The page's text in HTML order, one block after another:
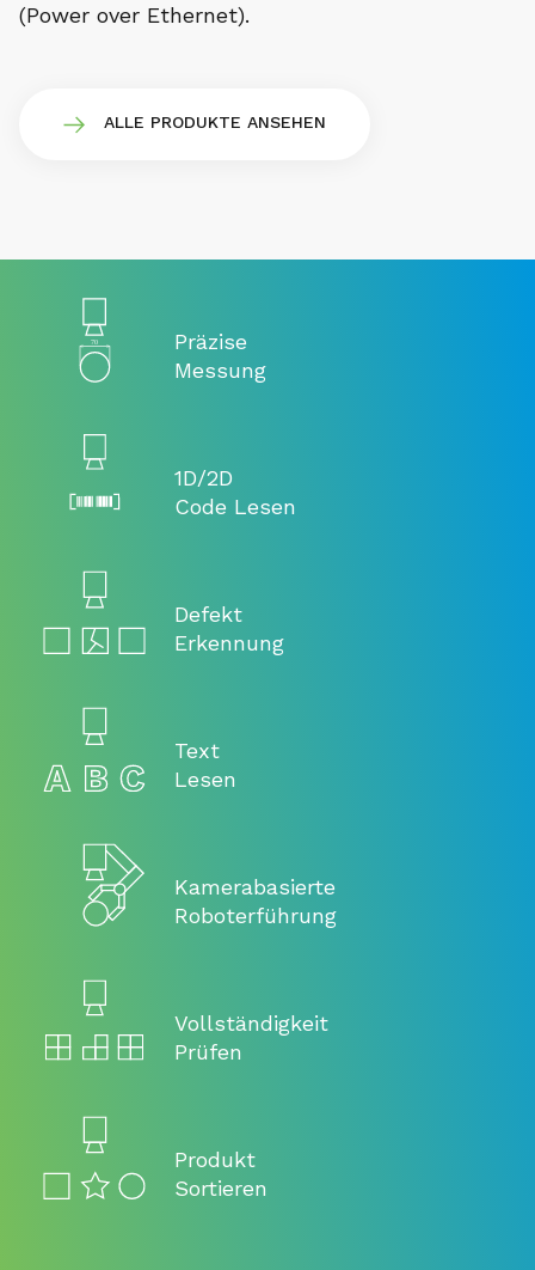
(Power over Ethernet).
ALLE PRODUKTE ANSEHEN
Präzise
Messung
1D/2D
Code Lesen
Defekt
Erkennung
Text
Lesen
Kamerabasierte
Roboterführung
Vollständigkeit
Prüfen
Produkt
Sortieren